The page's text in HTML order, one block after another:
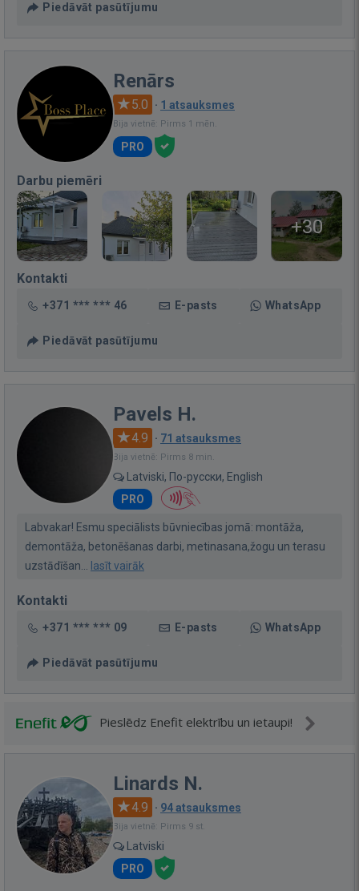
Piedāvāt pasūtījumu
Renārs
5.0 · 1 atsauksmes
Bija vietnē: Pirms 1 mēn.
PRO
Darbu piemēri
+30
Kontakti
+371 *** *** 46 E-pasts WhatsApp
Piedāvāt pasūtījumu
Pavels H.
4.9 · 71 atsauksmes
Bija vietnē: Pirms 8 min.
Latviski, По-русски, English
PRO
Labvakar! Esmu speciālists būvniecības jomā: montāža,
demontāža, betonēšanas darbi, metinasana,žogu un terasu
uzstādīšan...
lasīt vairāk
Kontakti
+371 *** *** 09 E-pasts WhatsApp
Piedāvāt pasūtījumu
Pieslēdz Enefit elektrību un ietaupi!
Linards N.
4.9 · 94 atsauksmes
Bija vietnē: Pirms 9 st.
Latviski
PRO